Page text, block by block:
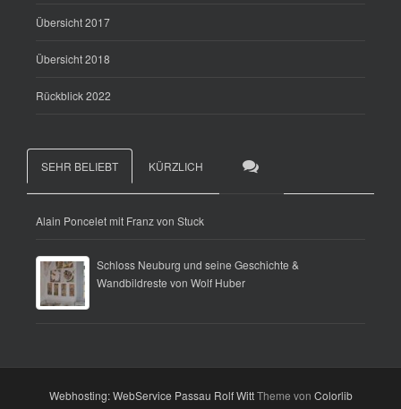
Übersicht 2017
Übersicht 2018
Rückblick 2022
SEHR BELIEBT KÜRZLICH
Alain Poncelet mit Franz von Stuck
Schloss Neuburg und seine Geschichte &
Wandbildreste von Wolf Huber
Webhosting: WebService Passau Rolf WittTheme von Colorlib